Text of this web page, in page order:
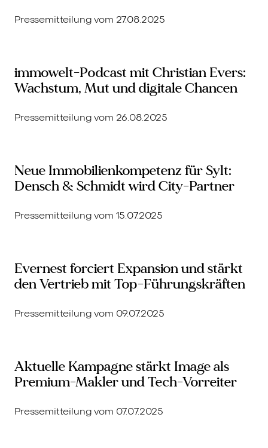
Pressemitteilung vom 27.08.2025
immowelt-Podcast mit Christian Evers:
Wachstum, Mut und digitale Chancen
Pressemitteilung vom 26.08.2025
Neue Immobilienkompetenz für Sylt:
Densch & Schmidt wird City-Partner
Pressemitteilung vom 15.07.2025
Evernest forciert Expansion und stärkt
den Vertrieb mit Top-Führungskräften
Pressemitteilung vom 09.07.2025
Aktuelle Kampagne stärkt Image als
Premium-Makler und Tech-Vorreiter
Pressemitteilung vom 07.07.2025